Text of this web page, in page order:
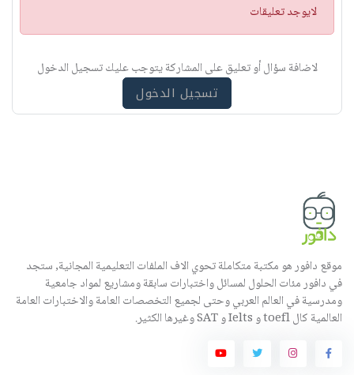
ت
ن
ي
لايوجد تعليقات
لاضافة سؤال أو تعليق على المشاركة يتوجب عليك تسجيل الدخول
تسجيل الدخول
موقع دافور هو مكتبة متكاملة تحوي الاف الملفات التعليمية المجانية, ستجد
في دافور مئات الحلول لمسائل واختبارات سابقة ومشاريع لمواد جامعية
ومدرسية في العالم العربي وحتى لجميع التخصصات العامة والاختبارات العامة
العالمية كال toefl و Ielts و SAT وغيرها الكثير.